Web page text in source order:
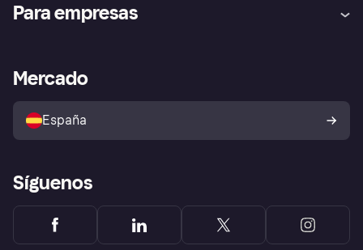
Inicio de sesión
Directorio de tiendas
Política de protección al
comprador de Klarna
Reclamaciones
Para empresas
Acceso empresas
Mercado
España
Síguenos